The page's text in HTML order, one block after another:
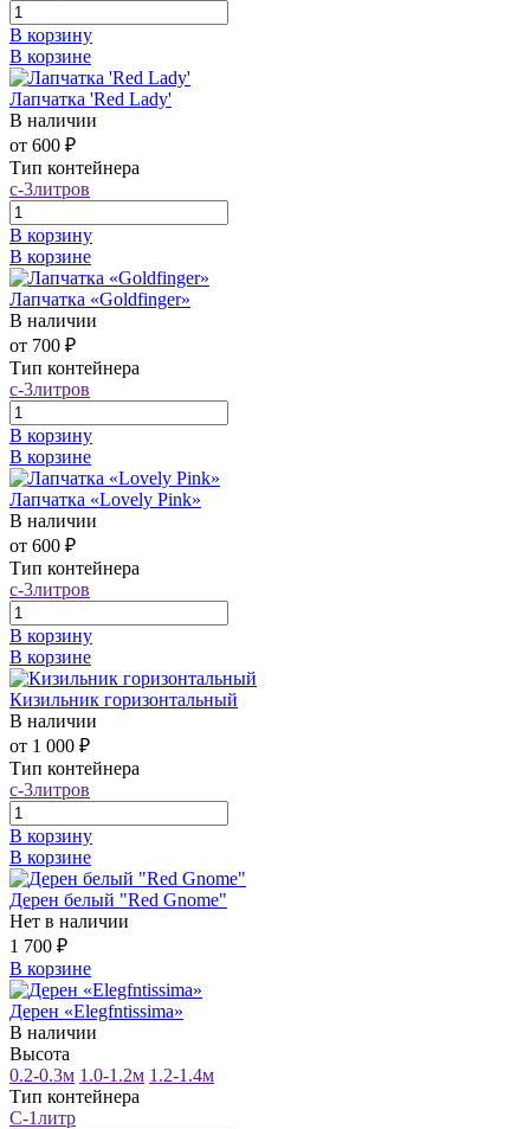
В корзину
В корзине
Лапчатка 'Red Lady'
В наличии
от 600 ₽
Тип контейнера
с-3литров
В корзину
В корзине
Лапчатка «Goldfinger»
В наличии
от 700 ₽
Тип контейнера
с-3литров
В корзину
В корзине
Лапчатка «Lovely Pink»
В наличии
от 600 ₽
Тип контейнера
с-3литров
В корзину
В корзине
Кизильник горизонтальный
В наличии
от 1 000 ₽
Тип контейнера
с-3литров
В корзину
В корзине
Дерен белый "Red Gnome"
Нет в наличии
1 700 ₽
В корзине
Дерен «Elegfntissima»
В наличии
Высота
0.2-0.3м 1.0-1.2м 1.2-1.4м
Тип контейнера
С-1литр